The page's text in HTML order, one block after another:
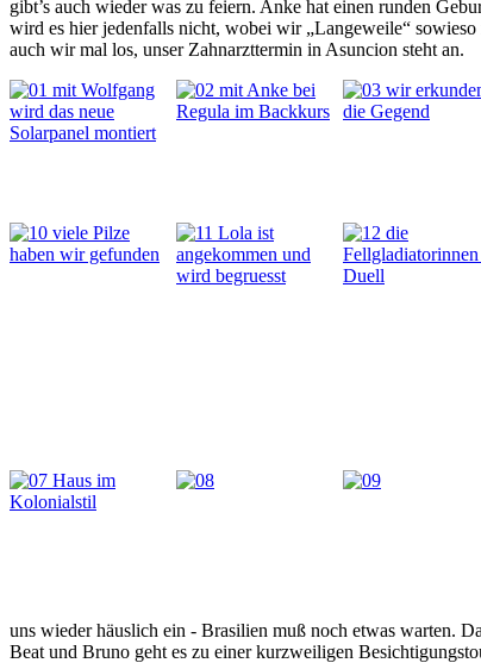
gibt’s auch wieder was zu feiern. Anke hat einen runden
wird es hier jedenfalls nicht, wobei wir „Langeweile“
auch wir mal los, unser Zahnarzttermin in Asuncion steht an.
uns wieder häuslich ein - Brasilien muß noch etwas warten.
Beat und Bruno geht es zu einer kurzweiligen